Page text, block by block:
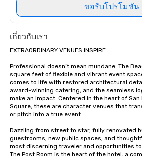
ขอรับโปรโมชั่น
เกี่ยวกับเรา
EXTRAORDINARY VENUES INSPIRE
Professional doesn’t mean mundane. The
square feet of flexible and vibrant event
comes to life with restored architectural
award-winning catering, and the seamless
make an impact. Centered in the heart of San
Square, these are character venues that
or pitch into a true event.
Dazzling from street to star, fully renovated
guestrooms, new public spaces, and
most discerning traveler and opportunities
The Post Room is the heart of the hotel, a